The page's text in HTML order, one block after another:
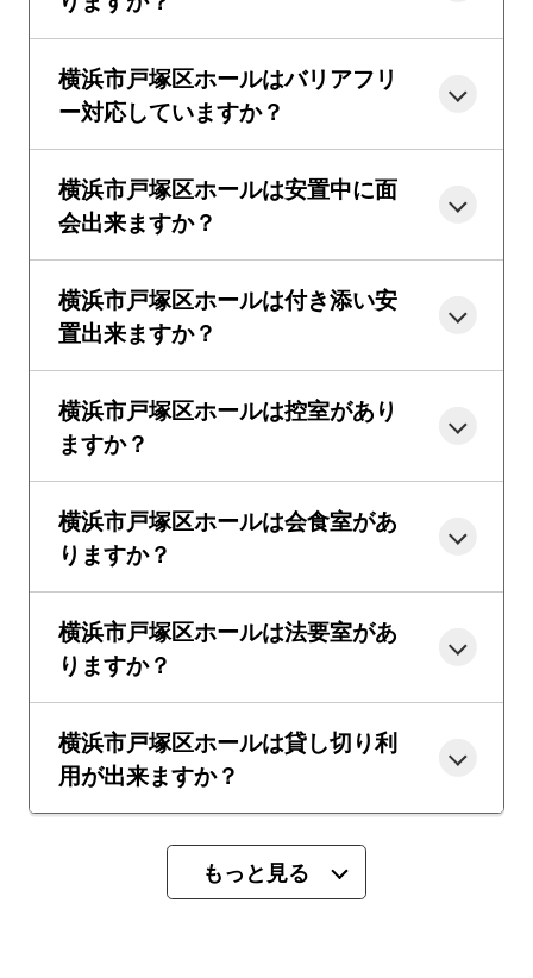
横浜市戸塚区ホールはバリアフリ
ー対応していますか？
横浜市戸塚区ホールは安置中に面
会出来ますか？
横浜市戸塚区ホールは付き添い安
置出来ますか？
横浜市戸塚区ホールは控室があり
ますか？
横浜市戸塚区ホールは会食室があ
りますか？
横浜市戸塚区ホールは法要室があ
りますか？
横浜市戸塚区ホールは貸し切り利
用が出来ますか？
もっと見る